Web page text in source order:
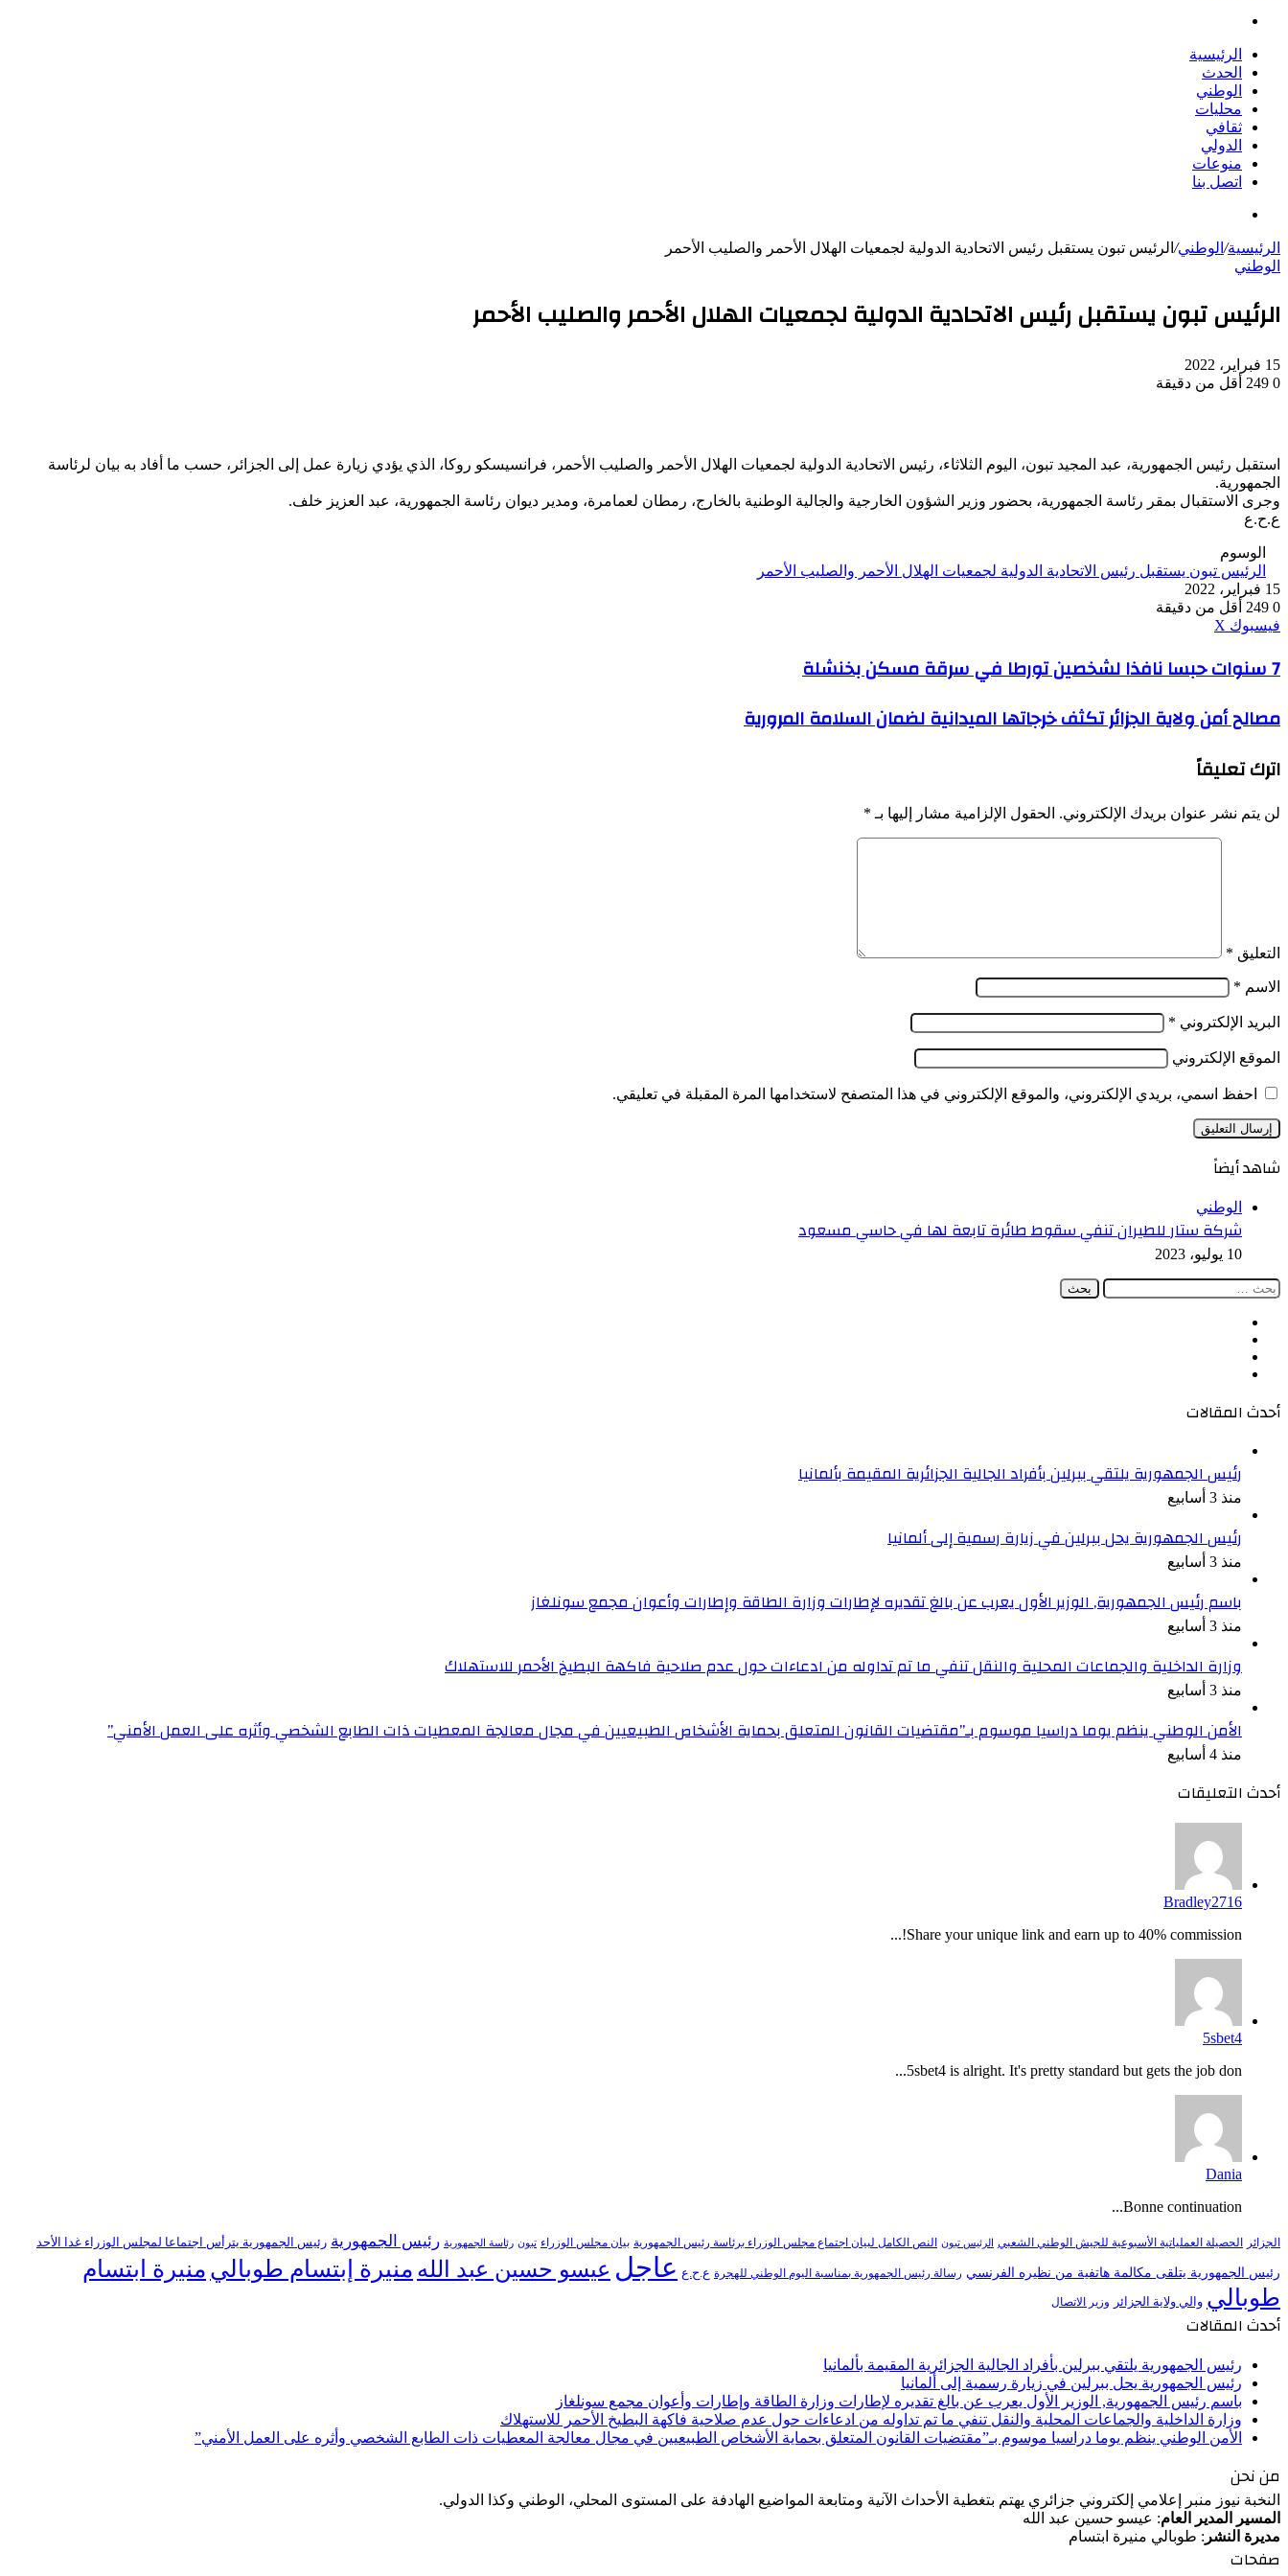
الرئيسية
الحدث
الوطني
محليات
ثقافي
الدولي
منوعات
اتصل بنا
الرئيسية/ الوطني/ الرئيس تبون يستقبل رئيس الاتحادية الدولية لجمعيات الهلال الأحمر والصليب الأحمر
الوطني
الرئيس تبون يستقبل رئيس الاتحادية الدولية لجمعيات الهلال الأحمر والصليب الأحمر
15 فبراير، 2022
0
أقل من دقيقة
استقبل رئيس الجمهورية، عبد المجيد تبون، اليوم الثلاثاء، رئيس الاتحادية الدولية لجمعيات الهلال الأحمر والصليب الأحمر، فرانسيسكو روكا، الذي يؤدي زيارة عمل إلى الجزائر، حسب ما أفاد به بيان لرئاسة
الجمهورية.
وجرى الاستقبال بمقر رئاسة الجمهورية، بحضور وزير الشؤون الخارجية والجالية الوطنية بالخارج، رمطان لعمامرة، ومدير ديوان رئاسة الجمهورية، عبد العزيز خلف.
ع.ح.ع
الوسوم
الرئيس تبون يستقبل رئيس الاتحادية الدولية لجمعيات الهلال الأحمر والصليب الأحمر
15 فبراير، 2022
0
أقل من دقيقة
فيسبوك ‫X
7
سنوات
نافذا
لشخصين
في
مسكن
بخنشلة
7 سنوات حبسا نافذا لشخصين تورطا في سرقة مسكن بخنشلة
مصالح
أمن
الجزائر
تكثف
الميدانية
مصالح أمن ولاية الجزائر تكثف خرجاتها الميدانية لضمان السلامة المرورية
اترك تعليقاً
لن يتم نشر عنوان بريدك الإلكتروني. الحقول الإلزامية مشار إليها بـ *
التعليق *
الاسم *
البريد الإلكتروني *
الموقع الإلكتروني
احفظ اسمي، بريدي الإلكتروني، والموقع الإلكتروني في هذا المتصفح لاستخدامها المرة المقبلة في تعليقي.
شاهد أيضاً
الوطني
شركة ستار للطيران تنفي سقوط طائرة تابعة لها في حاسي مسعود
10 يوليو، 2023
البحث
أحدث المقالات
رئيس الجمهورية يلتقي ببرلين بأفراد الجالية الجزائرية المقيمة بألمانيا
منذ 3 أسابيع
رئيس الجمهورية يحل ببرلين في زيارة رسمية إلى ألمانيا
منذ 3 أسابيع
باسم رئيس الجمهورية, الوزير الأول يعرب عن بالغ تقديره لإطارات وزارة الطاقة وإطارات وأعوان مجمع سونلغاز
منذ 3 أسابيع
وزارة الداخلية والجماعات المحلية والنقل تنفي ما تم تداوله من ادعاءات حول عدم صلاحية فاكهة البطيخ الأحمر للاستهلاك
منذ 3 أسابيع
الأمن الوطني ينظم يوما دراسيا موسوم بـ”مقتضيات القانون المتعلق بحماية الأشخاص الطبيعيين في مجال معالجة المعطيات ذات الطابع الشخصي وأثره على العمل الأمني”
منذ 4 أسابيع
أحدث التعليقات
Bradley2716
Share your unique link and earn up to 40% commission!...
5sbet4
5sbet4 is alright. It's pretty standard but gets the job don...
Dania
Bonne continuation...
الجزائر الحصيلة العملياتية الأسبوعية للجيش الوطني الشعبي الرئيس تبون النص الكامل لبيان اجتماع مجلس الوزراء برئاسة رئيس الجمهورية بيان مجلس الوزراء تبون رئاسة الجمهورية رئيس الجمهورية رئيس الجمهورية يترأس اجتماعا لمجلس الوزراء غدا الأحد
رئيس الجمهورية يتلقى مكالمة هاتفية من نظيره الفرنسي رسالة رئيس الجمهورية بمناسبة اليوم الوطني للهجرة ع.ح.ع عاجل عيسو حسين عبد الله منيرة إبتسام طوبالي منيرة ابتسام
طوبالي والي ولاية الجزائر وزير الاتصال
أحدث المقالات
رئيس الجمهورية يلتقي ببرلين بأفراد الجالية الجزائرية المقيمة بألمانيا
رئيس الجمهورية يحل ببرلين في زيارة رسمية إلى ألمانيا
باسم رئيس الجمهورية, الوزير الأول يعرب عن بالغ تقديره لإطارات وزارة الطاقة وإطارات وأعوان مجمع سونلغاز
وزارة الداخلية والجماعات المحلية والنقل تنفي ما تم تداوله من ادعاءات حول عدم صلاحية فاكهة البطيخ الأحمر للاستهلاك
الأمن الوطني ينظم يوما دراسيا موسوم بـ”مقتضيات القانون المتعلق بحماية الأشخاص الطبيعيين في مجال معالجة المعطيات ذات الطابع الشخصي وأثره على العمل الأمني”
من نحن
النخبة نيوز منبر إعلامي إلكتروني جزائري يهتم بتغطية الأحداث الآنية ومتابعة المواضيع الهادفة على المستوى المحلي، الوطني وكذا الدولي.
المسير المدير العام: عيسو حسين عبد الله
مديرة النشر : طوبالي منيرة ابتسام
صفحات